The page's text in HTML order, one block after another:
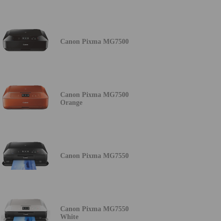
Canon Pixma MG7500
Canon Pixma MG7500
Orange
Canon Pixma MG7550
Canon Pixma MG7550
White